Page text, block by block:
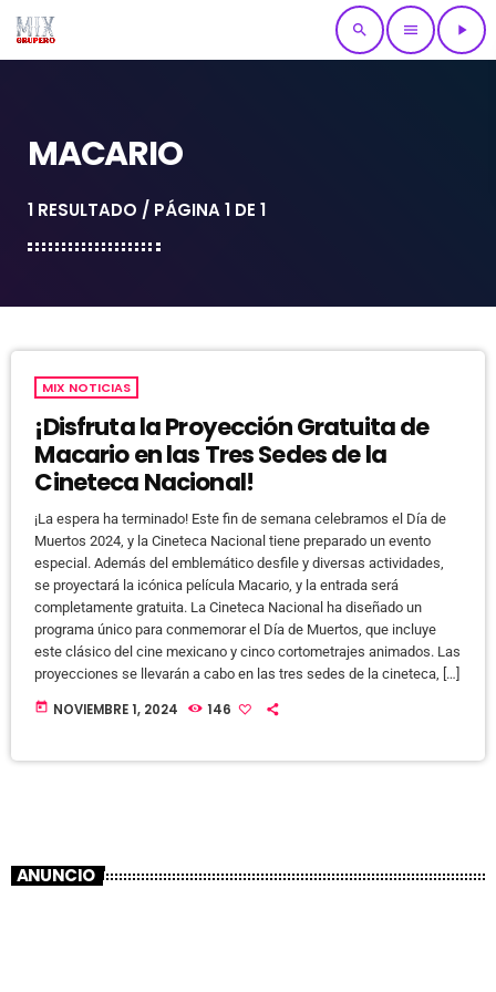
search menu play_arrow
MACARIO
1 RESULTADO / PÁGINA 1 DE 1
MIX NOTICIAS
¡Disfruta la Proyección Gratuita de
Macario en las Tres Sedes de la
Cineteca Nacional!
¡La espera ha terminado! Este fin de semana celebramos el Día de
Muertos 2024, y la Cineteca Nacional tiene preparado un evento
especial. Además del emblemático desfile y diversas actividades,
se proyectará la icónica película Macario, y la entrada será
completamente gratuita. La Cineteca Nacional ha diseñado un
programa único para conmemorar el Día de Muertos, que incluye
este clásico del cine mexicano y cinco cortometrajes animados. Las
proyecciones se llevarán a cabo en las tres sedes de la cineteca, […]
today NOVIEMBRE 1, 2024 146
ANUNCIO